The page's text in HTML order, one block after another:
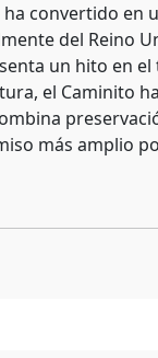
convertido en
del Reino
un hito en
el Caminito
más amplio